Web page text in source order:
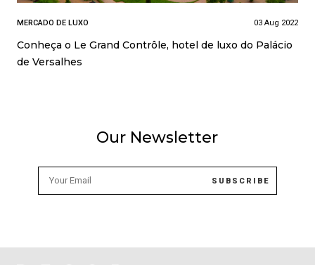
MERCADO DE LUXO 03 Aug 2022
Conheça o Le Grand Contrôle, hotel de luxo do Palácio
de Versalhes
Our Newsletter